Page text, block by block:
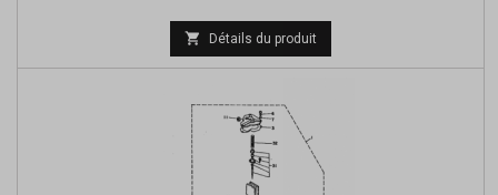
Prix
de
 Détails du produit